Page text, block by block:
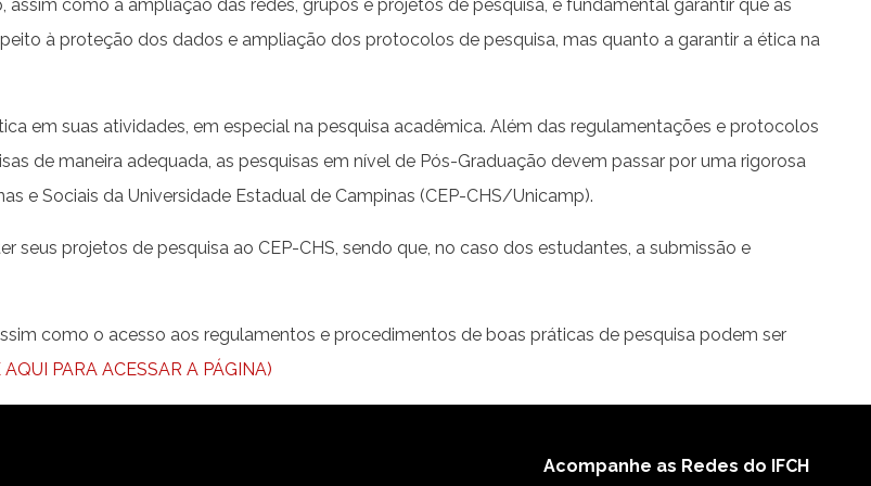
como a ampliação das redes, grupos e projetos de pesquisa, é fundamental garantir que as
à proteção dos dados e ampliação dos protocolos de pesquisa, mas quanto a garantir a ética na
em suas atividades, em especial na pesquisa acadêmica. Além das regulamentações e protocolos
de maneira adequada, as pesquisas em nível de Pós-Graduação devem passar por uma rigorosa
e Sociais da Universidade Estadual de Campinas (CEP-CHS/Unicamp).
projetos de pesquisa ao CEP-CHS, sendo que, no caso dos estudantes, a submissão e
como o acesso aos regulamentos e procedimentos de boas práticas de pesquisa podem ser
PARA ACESSAR A PÁGINA)
Acompanhe as Redes do IFCH